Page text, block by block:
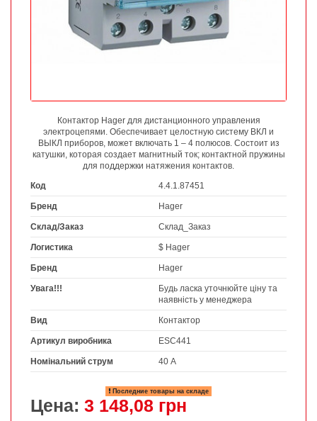
Контактор Hager для дистанционного управления
электроцепями. Обеспечивает целостную систему ВКЛ и
ВЫКЛ приборов, может включать 1 – 4 полюсов. Состоит из
катушки, которая создает магнитный ток; контактной пружины
для поддержки натяжения контактов.
Код
4.4.1.87451
Бренд Hager
Склад/Заказ Склад_Заказ
Логистика $ Hager
Бренд Hager
Увага!!!
Будь ласка уточнюйте ціну та
наявність у менеджера
Вид Контактор
Артикул виробника ESC441
Номінальний струм 40 А
Последние товары на складе
Цена: 3 148,08 грн